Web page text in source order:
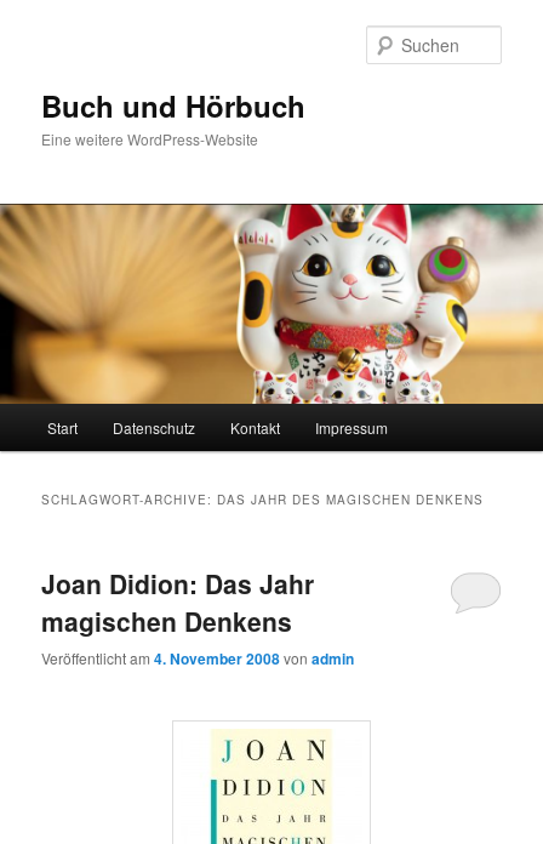
Buch und Hörbuch
Eine weitere WordPress-Website
Start Datenschutz Kontakt Impressum
SCHLAGWORT-ARCHIVE: DAS JAHR DES MAGISCHEN DENKENS
Joan Didion: Das Jahr
magischen Denkens
Veröffentlicht am4. November 2008vonadmin